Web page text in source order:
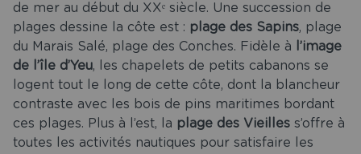
de mer au début du XXᵉ siècle. Une succession de
plages dessine la côte est : plage des Sapins, plage
du Marais Salé, plage des Conches. Fidèle à
l’image
de l’île d’Yeu, les chapelets de petits cabanons se
logent tout le long de cette côte, dont la blancheur
contraste avec les bois de pins maritimes bordant
ces plages. Plus à l’est, la plage des Vieilles s’offre à
toutes les activités nautiques pour satisfaire les